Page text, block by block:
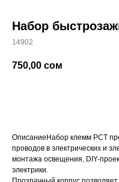
Набор
14902
750,00 сом
ОписаниеНабор клемм PCT
проводов в электрических и
монтажа освещения, DIY-
электрики.